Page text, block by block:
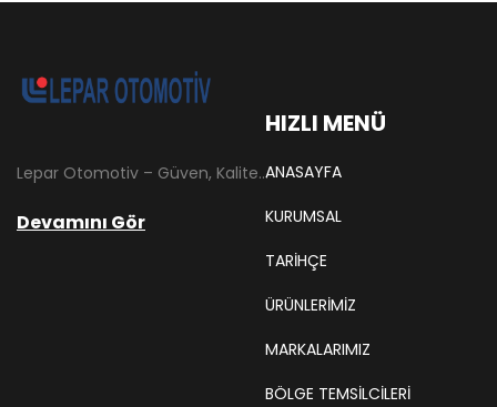
Lepar Otomotiv – Güven, Kalite ve İstikrarın Adresi Lepar Otomotiv, Türkiye’nin otomotiv yedek parça sektöründe köklü bir geçmişe sahip, yenilikçi ve öncü firmalarından biridir. 1966 yılında Hüsnü Leblebici tarafından Tokat’ta mütevazı bir girişim olarak kurulan firmamız, ilk etapta Ford kamyonları, Ford Otosan minibüsleri ve Anadol marka araçların ünite ve yedek parçalarının satışını gerçekleştirerek sektöre adım atmıştır.
Devamını Gör
HIZLI MENÜ
ANASAYFA
KURUMSAL
TARIHÇE
ÜRÜNLERİMİZ
MARKALARIMIZ
BÖLGE TEMSILCILERI